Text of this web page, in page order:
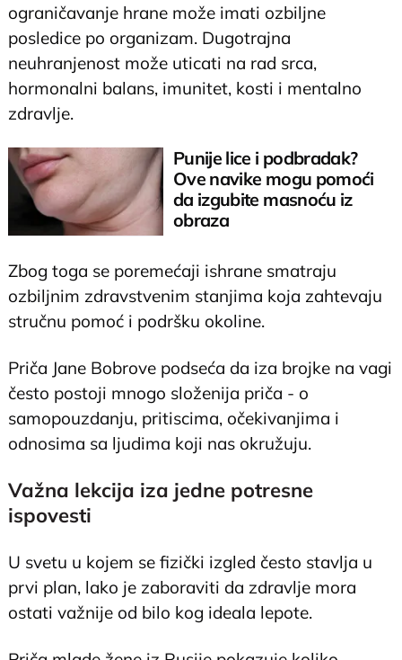
ograničavanje hrane može imati ozbiljne
posledice po organizam. Dugotrajna
neuhranjenost može uticati na rad srca,
hormonalni balans, imunitet, kosti i mentalno
zdravlje.
Punije lice i podbradak?
Ove navike mogu pomoći
da izgubite masnoću iz
obraza
Zbog toga se poremećaji ishrane smatraju
ozbiljnim zdravstvenim stanjima koja zahtevaju
stručnu pomoć i podršku okoline.
Priča Jane Bobrove podseća da iza brojke na vagi
često postoji mnogo složenija priča - o
samopouzdanju, pritiscima, očekivanjima i
odnosima sa ljudima koji nas okružuju.
Važna lekcija iza jedne potresne
ispovesti
U svetu u kojem se fizički izgled često stavlja u
prvi plan, lako je zaboraviti da zdravlje mora
ostati važnije od bilo kog ideala lepote.